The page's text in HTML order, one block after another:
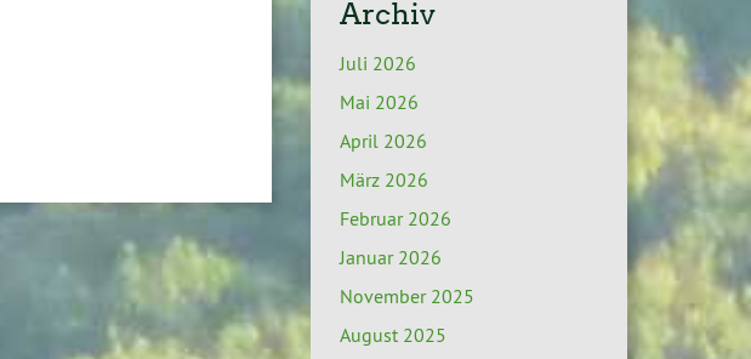
Archiv
Juli 2026
Mai 2026
April 2026
März 2026
Februar 2026
Januar 2026
November 2025
August 2025